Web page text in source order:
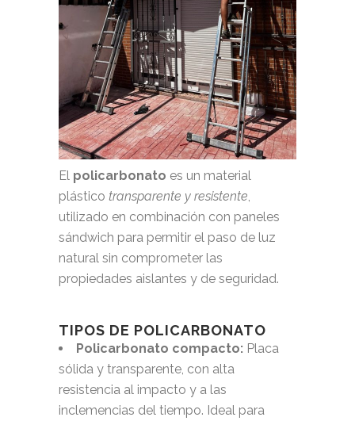
El policarbonato es un material
plástico transparente y resistente,
utilizado en combinación con paneles
sándwich para permitir el paso de luz
natural sin comprometer las
propiedades aislantes y de seguridad.
TIPOS DE POLICARBONATO
Policarbonato compacto: Placa
sólida y transparente, con alta
resistencia al impacto y a las
inclemencias del tiempo. Ideal para